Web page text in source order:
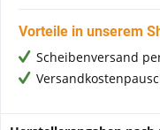
Vorteile in unserem
Scheibenversand